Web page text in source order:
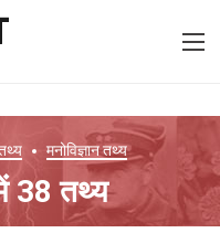
मनोविज्ञानतथ्य
38 तथ्य